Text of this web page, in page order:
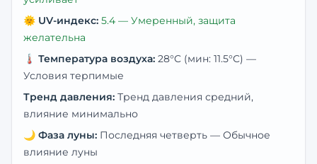
🌞 UV-индекс: 5.4 — Умеренный, защита
желательна
🌡️ Температура воздуха: 28°C (мин: 11.5°C) —
Условия терпимые
Тренд давления: Тренд давления средний,
влияние минимально
🌙 Фаза луны: Последняя четверть — Обычное
влияние луны